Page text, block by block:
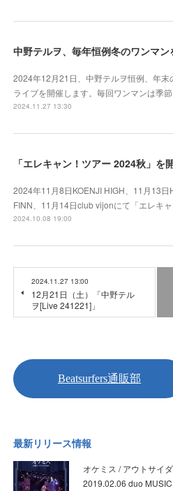
2024年12月21日、中野テルヲ恒例、年末
ライブを開催します。毎回ワンマンは季
2024.11.27 13:30
「エレキャン！ツアー 2024秋」を
2024年11月8日KOENJI HIGH、11月13日
FINN、11月14日club vijonにて「エレキャ
2024.10.08 19:00
2024.11.27 13:00
12月21日（土）「中野テル
ヲ[Live 241221]」
最新リリース情報
オケミス / アウトサイ
2019.02.06 duo